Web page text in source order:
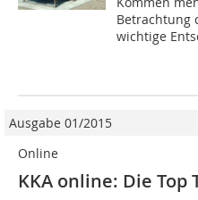
Betrachtung
wichtige
Ausgabe 01/2015
Online
KKA online: Die Top